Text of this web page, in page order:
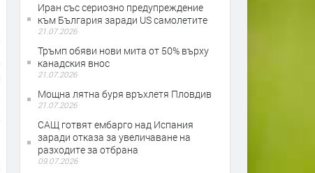
Иран със сериозно предупреждение
към България заради US самолетите
21.07.2026
Тръмп обяви нови мита от 50% върху
канадския внос
21.07.2026
Мощна лятна буря връхлетя Пловдив
21.07.2026
САЩ готвят ембарго над Испания
заради отказа за увеличаване на
разходите за отбрана
09.07.2026